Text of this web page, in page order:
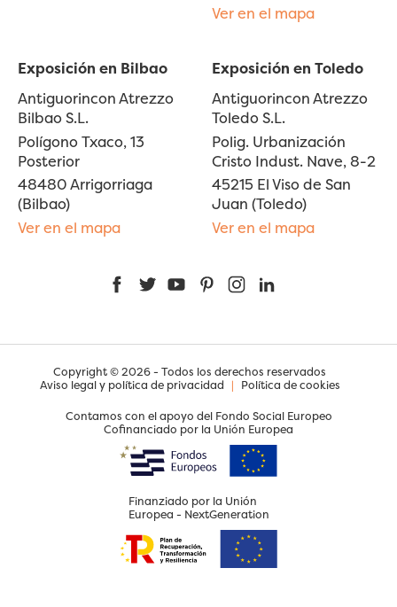
Ver en el mapa
Exposición en Bilbao
Antiguorincon Atrezzo
Bilbao S.L.
Polígono Txaco, 13
Posterior
48480 Arrigorriaga
(Bilbao)
Ver en el mapa
Exposición en Toledo
Antiguorincon Atrezzo
Toledo S.L.
Polig. Urbanización
Cristo Indust. Nave, 8-2
45215 El Viso de San
Juan (Toledo)
Ver en el mapa
FacebookTwitterYouTubePinterestInstagram
Copyright © 2026 - Todos los derechos reservados
Aviso legal y política de privacidad | Política de cookies
Contamos con el apoyo del Fondo Social Europeo
Cofinanciado por la Unión Europea
Finanziado por la Unión
Europea - NextGeneration